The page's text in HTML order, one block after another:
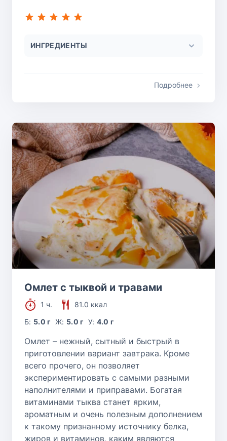
ИНГРЕДИЕНТЫ
Подробнее
Омлет с тыквой и травами
1 ч.
81.0 ккал
Б: 5.0 г Ж: 5.0 г У: 4.0 г
Омлет – нежный, сытный и быстрый в
приготовлении вариант завтрака. Кроме
всего прочего, он позволяет
экспериментировать с самыми разными
наполнителями и приправами. Богатая
витаминами тыква станет ярким,
ароматным и очень полезным дополнением
к такому признанному источнику белка,
жиров и витаминов, каким являются